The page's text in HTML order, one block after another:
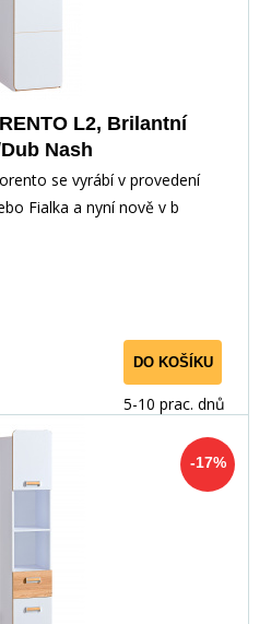
L2, Brilantní
Nash
se vyrábí v provedení
Fialka a nyní nově v b
DO KOŠÍKU
5-10 prac. dnů
-17%